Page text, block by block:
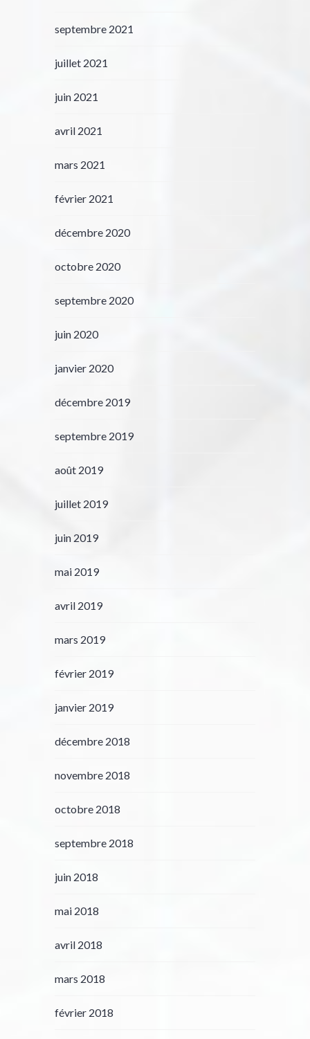
septembre 2021
juillet 2021
juin 2021
avril 2021
mars 2021
février 2021
décembre 2020
octobre 2020
septembre 2020
juin 2020
janvier 2020
décembre 2019
septembre 2019
août 2019
juillet 2019
juin 2019
mai 2019
avril 2019
mars 2019
février 2019
janvier 2019
décembre 2018
novembre 2018
octobre 2018
septembre 2018
juin 2018
mai 2018
avril 2018
mars 2018
février 2018